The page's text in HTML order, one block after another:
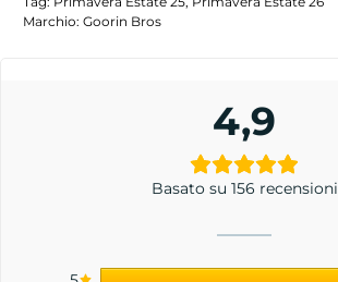
Marchio: Goorin Bros
4,9
Basato su 156 recensioni